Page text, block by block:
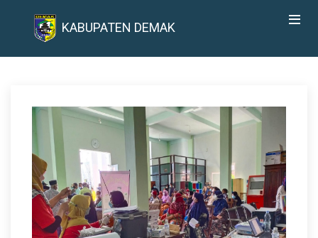
KABUPATEN DEMAK